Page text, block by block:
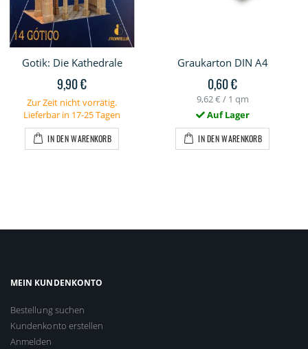
Gotik: Die Kathedrale
9,90 €
Zur Zeit nicht vorrätig.
Lieferbar in 17-25 Tagen
IN DEN WARENKORB
Graukarton DIN A4
0,60 €
9,62 € / 1 qm
Auf Lager
IN DEN WARENKORB
MEIN KUNDENKONTO
Bestellung suchen
Kundenkonto erstellen
Anmelden